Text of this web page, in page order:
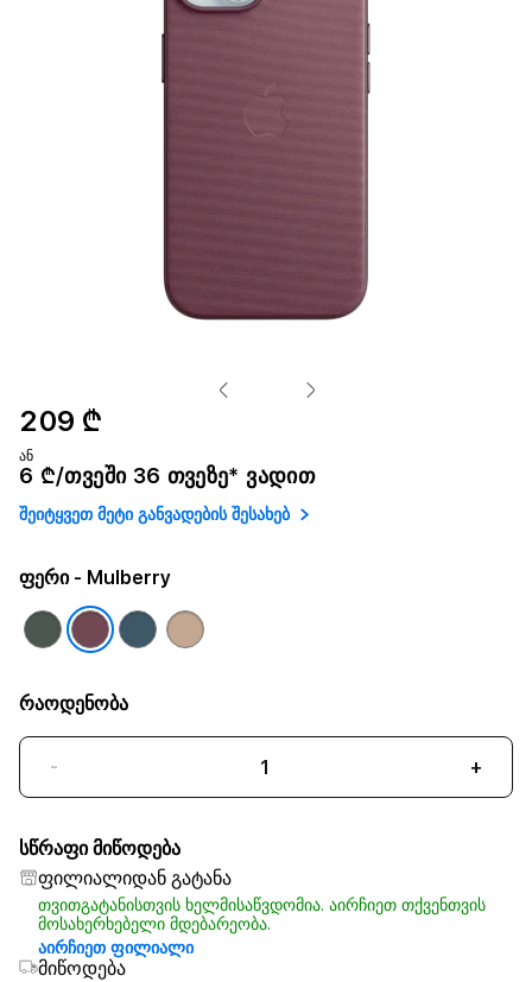
209 ₾
ან
6 ₾/თვეში 36 თვეზე* ვადით
შეიტყვეთ მეტი განვადების შესახებ
ფერი- Mulberry
რაოდენობა
- +
სწრაფი მიწოდება
ფილიალიდან გატანა
თვითგატანისთვის ხელმისაწვდომია. აირჩიეთ თქვენთვის
მოსახერხებელი მდებარეობა.
აირჩიეთ ფილიალი
მიწოდება